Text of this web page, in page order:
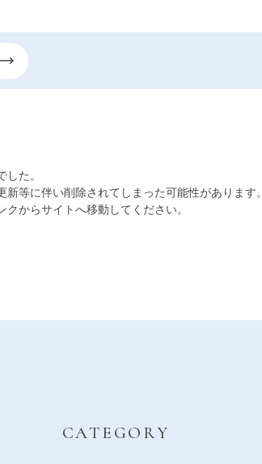
た。
等に伴い削除されてしまった可能性があります。
からサイトへ移動してください。
CATEGORY